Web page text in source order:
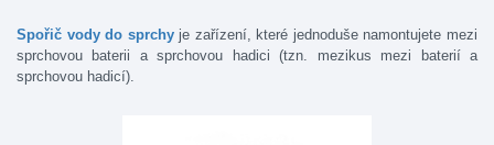
Spořič vody do sprchyje zařízení, které jednoduše namontujete mezi
sprchovou baterii a sprchovou hadici (tzn. mezikus mezi baterií a
sprchovou hadicí).